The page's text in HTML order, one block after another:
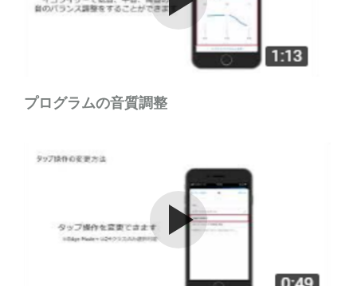
プログラムの音質調整
Watch the video